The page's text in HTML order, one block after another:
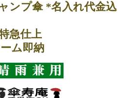
ンプ傘 *名入れ代金込
急仕上
ム即納